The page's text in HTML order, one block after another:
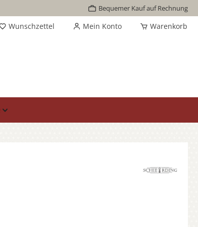
Bequemer Kauf auf Rechnung
Wunschzettel Mein Konto Warenkorb